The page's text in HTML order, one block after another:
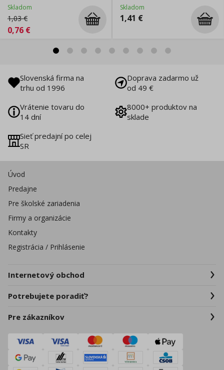
Skladom
1,03€
0,76 €
Skladom
1,41 €
Slovenská firma na
trhu od 1996
Doprava zadarmo už
od 49 €
Vrátenie tovaru do
14 dní
8000+ produktov na
sklade
Sieť predajní po celej
SR
Úvod
Predajne
Pre školské zariadenia
Firmy a organizácie
Kontakty
Registrácia / Prihlásenie
Internetový obchod
Potrebujete poradiť?
Pre zákazníkov